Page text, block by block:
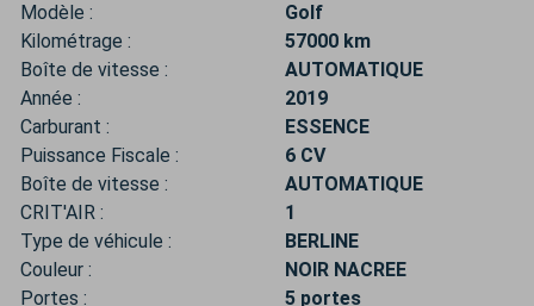
Modèle :
Golf
Kilométrage :
57000 km
Boîte de vitesse :
AUTOMATIQUE
Année :
2019
Carburant :
ESSENCE
Puissance Fiscale :
6 CV
Boîte de vitesse :
AUTOMATIQUE
CRIT'AIR :
1
Type de véhicule :
BERLINE
Couleur :
NOIR NACREE
Portes :
5 portes